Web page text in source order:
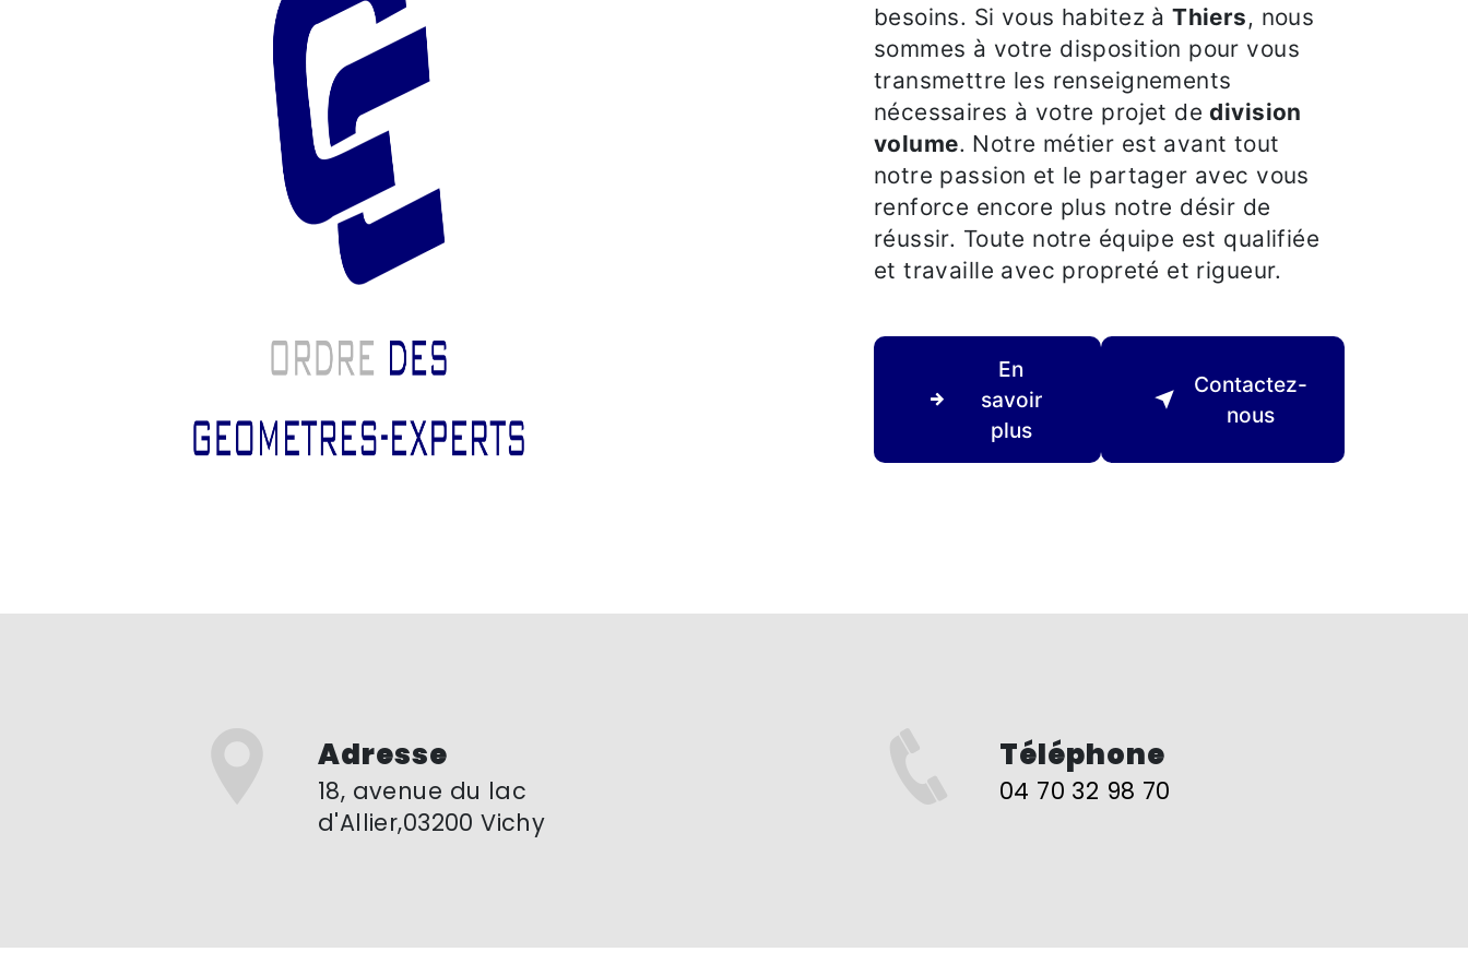
besoins. Si vous habitez àThiers, nous
sommes à votre disposition pour vous
transmettre les renseignements
nécessaires à votre projet dedivision
volume. Notre métier est avant tout
notre passion et le partager avec vous
renforce encore plus notre désir de
réussir. Toute notre équipe est qualifiée
et travaille avec propreté et rigueur.
En
savoir
plus
Contactez-
nous
Adresse
18, avenue du lac
d'Allier,03200 Vichy
Téléphone
04 70 32 98 70